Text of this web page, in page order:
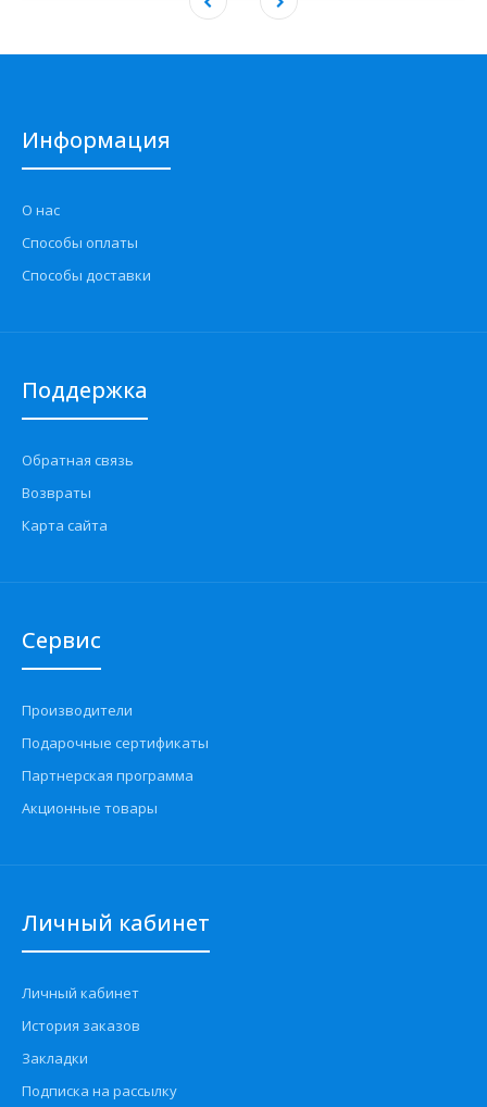
Информация
О нас
Способы оплаты
Способы доставки
Поддержка
Обратная связь
Возвраты
Карта сайта
Сервис
Производители
Подарочные сертификаты
Партнерская программа
Акционные товары
Личный кабинет
Личный кабинет
История заказов
Закладки
Подписка на рассылку